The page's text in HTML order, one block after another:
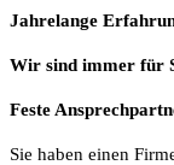
Jahrelange
Wir sind immer für
Feste
Sie haben einen